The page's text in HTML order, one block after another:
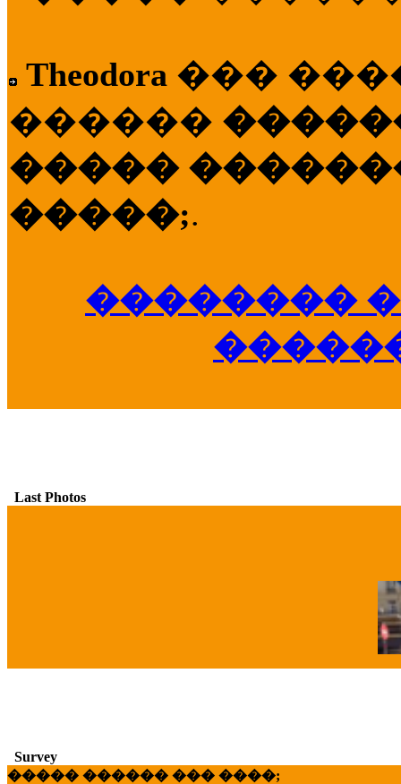
Theodora ���
������
�����
�����;.
��������
Last Photos
Survey
����� ������ ��� ����;